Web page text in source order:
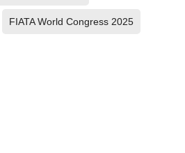
FIATA World Congress 2025